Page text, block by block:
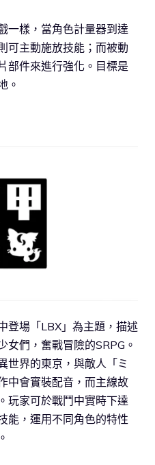
一樣，當角色計量器到達
可主動施放技能；而被動
部件來進行強化。目標是
。
登場「LBX」為主題，描述
女們，奮戰冒險的SRPG。
世界的東京，與敵人「ミ
中會實裝配音，而主線故
玩家可於戰鬥中實時下達
能，運用不同角色的特性